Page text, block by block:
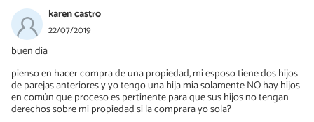
karen castro
22/07/2019
buen dia
pienso en hacer compra de una propiedad, mi esposo tiene dos hijos
de parejas anteriores y yo tengo una hija mía solamente NO hay hijos
en común que proceso es pertinente para que sus hijos no tengan
derechos sobre mi propiedad si la comprara yo sola?